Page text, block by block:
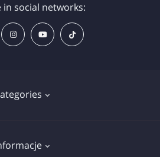
in social networks: